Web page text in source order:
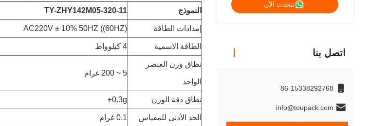
نتحدث الآن
اتصل بنا
86-15338292768
info@toupack.com
النموذج TY-ZHY142M05-320-11
إمدادات الطاقة AC220V ± 10% 50HZ ((60HZ)
الطاقة الاسمية 4 كيلوواط
نطاق وزن العنصر
الواحد
5 ~ 200 غرام
نطاق دقة الوزن ±0.3g
الحد الأدنى للمقياس 0.1 غرام